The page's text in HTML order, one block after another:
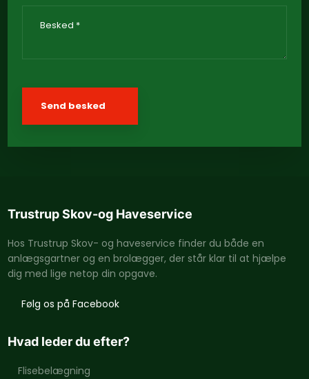
Trustrup Skov-og H​aveservice
Hos Trustrup Skov- og haveservice finder du både en
anlægsgartner og en brolægger, der står klar til at hjælpe
dig med lige netop din opgave.
​Følg os på Facebook
Hvad leder du efter?
Flisebelægning